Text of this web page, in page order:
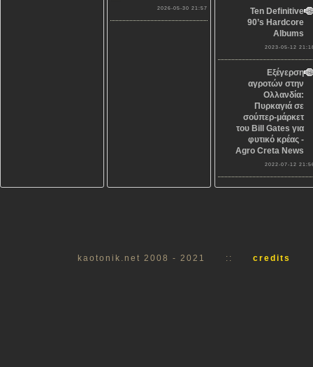
2026-05-30 21:57
Ten Definitive
90’s Hardcore
Albums
2023-05-12
Εξέγερση
αγροτών στην
Ολλανδία:
Πυρκαγιά σε
σούπερ-μάρκετ
του Bill Gates για
φυτικό κρέας -
Agro Creta News
2022-07-12
kaotonik.net 2008 - 2021 :: credits